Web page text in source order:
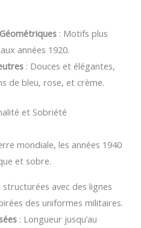
: Motifs plus
années 1920.
: Douces et élégantes,
de bleu, rose, et crème.
et Sobriété
mondiale, les années 1940
et sobre.
avec des lignes
des uniformes militaires.
: Longueur jusqu’au